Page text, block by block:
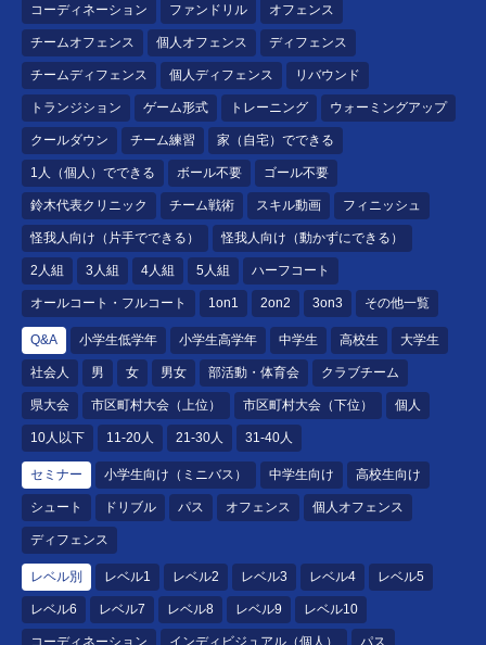
コーディネーション ファンドリル オフェンス
チームオフェンス 個人オフェンス ディフェンス
チームディフェンス 個人ディフェンス リバウンド
トランジション ゲーム形式 トレーニング ウォーミングアップ
クールダウン チーム練習 家（自宅）でできる
1人（個人）でできる ボール不要 ゴール不要
鈴木代表クリニック チーム戦術 スキル動画 フィニッシュ
怪我人向け（片手でできる） 怪我人向け（動かずにできる）
2人組 3人組 4人組 5人組 ハーフコート
オールコート・フルコート 1on1 2on2 3on3 その他一覧
Q&A 小学生低学年 小学生高学年 中学生 高校生 大学生
社会人 男 女 男女 部活動・体育会 クラブチーム
県大会 市区町村大会（上位） 市区町村大会（下位） 個人
10人以下 11-20人 21-30人 31-40人
セミナー 小学生向け（ミニバス） 中学生向け 高校生向け
シュート ドリブル パス オフェンス 個人オフェンス
ディフェンス
レベル別 レベル1 レベル2 レベル3 レベル4 レベル5
レベル6 レベル7 レベル8 レベル9 レベル10
コーディネーション インディビジュアル（個人） パス